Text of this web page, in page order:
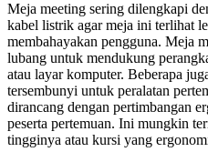
Meja meeting sering dilengkapi
kabel listrik agar meja ini terlihat
membahayakan pengguna. Meja
lubang untuk mendukung
atau layar komputer. Beberapa
tersembunyi untuk peralatan
dirancang dengan pertimbangan
peserta pertemuan. Ini mungkin
tingginya atau kursi yang